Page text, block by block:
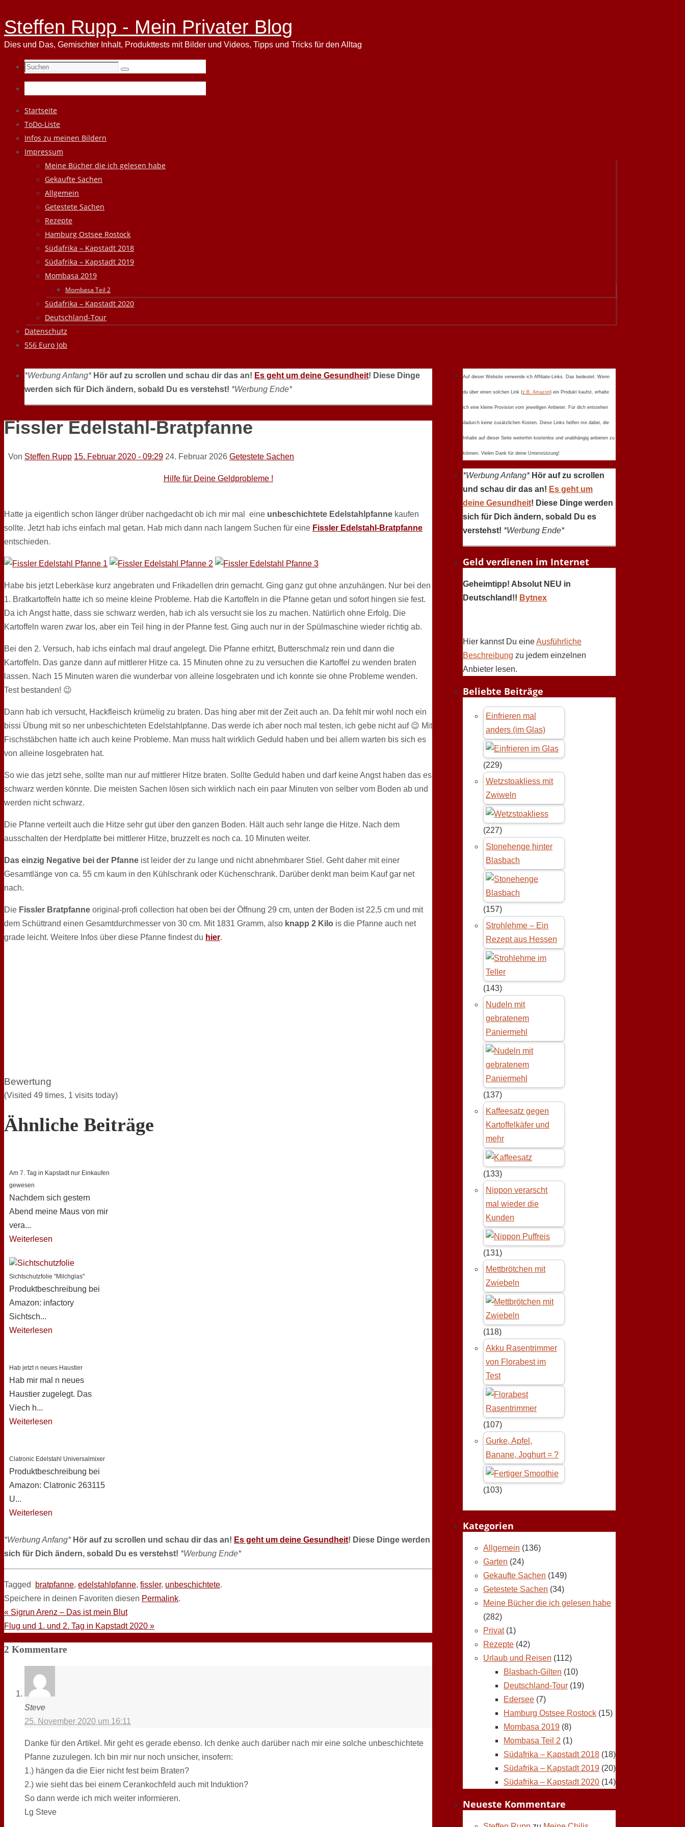
Steffen Rupp - Mein Privater Blog
Dies und Das, Gemischter Inhalt, Produkttests mit Bilder und Videos, Tipps und Tricks für den Alltag
Suchen
nach:
Suchen
Zum
Inhalt
springen
Startseite
ToDo-Liste
Infos zu meinen Bildern
Impressum
Meine Bücher die ich gelesen habe
Gekaufte Sachen
Allgemein
Getestete Sachen
Rezepte
Hamburg Ostsee Rostock
Südafrika – Kapstadt 2018
Südafrika – Kapstadt 2019
Mombasa 2019
Mombasa Teil 2
Südafrika – Kapstadt 2020
Deutschland-Tour
Datenschutz
556 Euro Job
*Werbung Anfang* Hör auf zu scrollen und schau dir das an! Es geht um deine Gesundheit! Diese Dinge
werden sich für Dich ändern, sobald Du es verstehst! *Werbung Ende*
Fissler Edelstahl-Bratpfanne
Von Steffen Rupp 15. Februar 2020 - 09:29 24. Februar 2026 Getestete Sachen
Hilfe für Deine Geldprobleme !
Hatte ja eigentlich schon länger drüber nachgedacht ob ich mir mal eine unbeschichtete Edelstahlpfanne kaufen
sollte. Jetzt hab ichs einfach mal getan. Hab mich dann nach langem Suchen für eine Fissler Edelstahl-Bratpfanne
entschieden.
Habe bis jetzt Leberkäse kurz angebraten und Frikadellen drin gemacht. Ging ganz gut ohne anzuhängen. Nur bei den
1. Bratkartoffeln hatte ich so meine kleine Probleme. Hab die Kartoffeln in die Pfanne getan und sofort hingen sie fest.
Da ich Angst hatte, dass sie schwarz werden, hab ich als versucht sie los zu machen. Natürlich ohne Erfolg. Die
Kartoffeln waren zwar los, aber ein Teil hing in der Pfanne fest. Ging auch nur in der Spülmaschine wieder richtig ab.
Bei den 2. Versuch, hab ichs einfach mal drauf angelegt. Die Pfanne erhitzt, Butterschmalz rein und dann die
Kartoffeln. Das ganze dann auf mittlerer Hitze ca. 15 Minuten ohne zu zu versuchen die Kartoffel zu wenden braten
lassen. Nach 15 Minuten waren die wunderbar von alleine losgebraten und ich konnte sie ohne Probleme wenden.
Test bestanden! 😉
Dann hab ich versucht, Hackfleisch krümelig zu braten. Das hing aber mit der Zeit auch an. Da fehlt mir wohl noch ein
bissi Übung mit so ner unbeschichteten Edelstahlpfanne. Das werde ich aber noch mal testen, ich gebe nicht auf 😉 Mit
Fischstäbchen hatte ich auch keine Probleme. Man muss halt wirklich Geduld haben und bei allem warten bis sich es
von alleine losgebraten hat.
So wie das jetzt sehe, sollte man nur auf mittlerer Hitze braten. Sollte Geduld haben und darf keine Angst haben das es
schwarz werden könnte. Die meisten Sachen lösen sich wirklich nach ein paar Minuten von selber vom Boden ab und
werden nicht schwarz.
Die Pfanne verteilt auch die Hitze sehr gut über den ganzen Boden. Hält auch sehr lange die Hitze. Nach dem
ausschalten der Herdplatte bei mittlerer Hitze, bruzzelt es noch ca. 10 Minuten weiter.
Das einzig Negative bei der Pfanne ist leider der zu lange und nicht abnehmbarer Stiel. Geht daher mit einer
Gesamtlänge von ca. 55 cm kaum in den Kühlschrank oder Küchenschrank. Darüber denkt man beim Kauf gar net
nach.
Die Fissler Bratpfanne original-profi collection hat oben bei der Öffnung 29 cm, unten der Boden ist 22,5 cm und mit
dem Schüttrand einen Gesamtdurchmesser von 30 cm. Mit 1831 Gramm, also knapp 2 Kilo is die Pfanne auch net
grade leicht. Weitere Infos über diese Pfanne findest du hier.
Bewertung
(Visited 49 times, 1 visits today)
Ähnliche Beiträge
Am 7. Tag in Kapstadt nur Einkaufen
gewesen
Nachdem sich gestern
Abend meine Maus von mir
vera...
Weiterlesen
Sichtschutzfolie "Milchglas"
Produktbeschreibung bei
Amazon: infactory
Sichtsch...
Weiterlesen
Hab jetzt n neues Haustier
Hab mir mal n neues
Haustier zugelegt. Das
Viech h...
Weiterlesen
Clatronic Edelstahl Universalmixer
Produktbeschreibung bei
Amazon: Clatronic 263115
U...
Weiterlesen
*Werbung Anfang* Hör auf zu scrollen und schau dir das an! Es geht um deine Gesundheit! Diese Dinge werden
sich für Dich ändern, sobald Du es verstehst! *Werbung Ende*
Tagged bratpfanne, edelstahlpfanne, fissler, unbeschichtete.
Speichere in deinen Favoriten diesen Permalink.
« Sigrun Arenz – Das ist mein Blut
Flug und 1. und 2. Tag in Kapstadt 2020 »
2 Kommentare
Steve
25. November 2020 um 16:11
Danke für den Artikel. Mir geht es gerade ebenso. Ich denke auch darüber nach mir eine solche unbeschichtete
Pfanne zuzulegen. Ich bin mir nur noch unsicher, insofern:
1.) hängen da die Eier nicht fest beim Braten?
2.) wie sieht das bei einem Cerankochfeld auch mit Induktion?
So dann werde ich mich weiter informieren.
Lg Steve
Auf dieser Website verwende ich Affiliate-Links. Das bedeutet: Wenn
du über einen solchen Link (z.B. Amazon) ein Produkt kaufst, erhalte
ich eine kleine Provision vom jeweiligen Anbieter. Für dich entstehen
dadurch keine zusätzlichen Kosten. Diese Links helfen mir dabei, die
Inhalte auf dieser Seite weiterhin kostenlos und unabhängig anbieten zu
können. Vielen Dank für deine Unterstützung!
*Werbung Anfang* Hör auf zu scrollen
und schau dir das an! Es geht um
deine Gesundheit! Diese Dinge werden
sich für Dich ändern, sobald Du es
verstehst! *Werbung Ende*
Geld verdienen im Internet
Geheimtipp! Absolut NEU in
Deutschland!! Bytnex
Hier kannst Du eineAusführliche
Beschreibung zu jedem einzelnen
Anbieter lesen.
Beliebte Beiträge
Einfrieren mal
anders (im Glas)
(229)
Wetzstoakliess mit
Zwiweln
(227)
Stonehenge hinter
Blasbach
(157)
Strohlehme – Ein
Rezept aus Hessen
(143)
Nudeln mit
gebratenem
Paniermehl
(137)
Kaffeesatz gegen
Kartoffelkäfer und
mehr
(133)
Nippon verarscht
mal wieder die
Kunden
(131)
Mettbrötchen mit
Zwiebeln
(118)
Akku Rasentrimmer
von Florabest im
Test
(107)
Gurke, Apfel,
Banane, Joghurt = ?
(103)
Kategorien
Allgemein (136)
Garten (24)
Gekaufte Sachen (149)
Getestete Sachen (34)
Meine Bücher die ich gelesen habe
(282)
Privat(1)
Rezepte (42)
Urlaub und Reisen (112)
Blasbach-Gilten (10)
Deutschland-Tour (19)
Edersee (7)
Hamburg Ostsee Rostock (15)
Mombasa 2019 (8)
Mombasa Teil 2 (1)
Südafrika – Kapstadt 2018 (18)
Südafrika – Kapstadt 2019 (20)
Südafrika – Kapstadt 2020 (14)
Neueste Kommentare